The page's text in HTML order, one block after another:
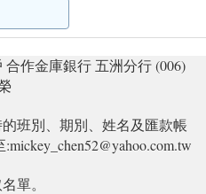
作金庫銀行 五洲分行 (006)
班別、期別、姓名及匯款帳
單。